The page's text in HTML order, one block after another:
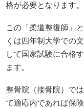
格が必要となります。
この「柔道整復師」
くは四年制大学での
して国家試験に合格
ます。
整骨院（接骨院）で
て適応内であれば保